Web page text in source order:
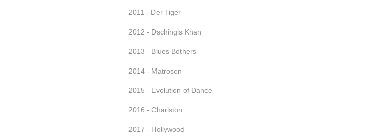
2011 - Der Tiger
2012 - Dschingis Khan
2013 - Blues Bothers
2014 - Matrosen
2015 - Evolution of Dance
2016 - Charlston
2017 - Hollywood